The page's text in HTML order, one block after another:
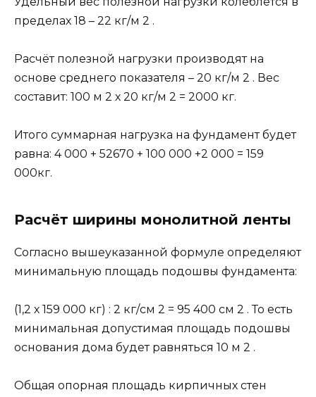
пределах 18 – 22 кг/м 2 .
Расчёт полезной нагрузки производят на
основе среднего показателя – 20 кг/м 2 . Вес
составит: 100 м 2 х 20 кг/м 2 = 2000 кг.
Итого суммарная нагрузка на фундамент будет
равна: 4 000 + 52670 + 100 000 +2 000 = 159
000кг.
Расчёт ширины монолитной ленты
Согласно вышеуказанной формуле определяют
минимальную площадь подошвы фундамента:
(1,2 х 159 000 кг) : 2 кг/см 2 = 95 400 см 2 . То есть
минимальная допустимая площадь подошвы
основания дома будет равняться 10 м 2 .
Общая опорная площадь кирпичных стен